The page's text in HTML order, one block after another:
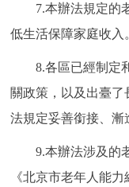
7.本辦法規定的老
低生活保障家庭收入
8.各區已經制定和
關政策，以及出臺
法規定妥善銜接、漸
9.本辦法涉及的老
《北京市老年人能